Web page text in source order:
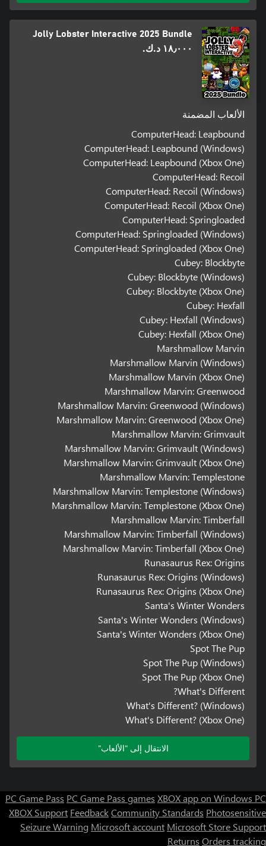
Jolly Lobster Interactive 2025 Bundle
١٨٫٠٠٠ د.ك.‏
الألعاب المضمنة
ComputerHead: Leapbound
ComputerHead: Leapbound (Windows)
ComputerHead: Leapbound (Xbox One)
ComputerHead: Recoil
ComputerHead: Recoil (Windows)
ComputerHead: Recoil (Xbox One)
ComputerHead: Springloaded
ComputerHead: Springloaded (Windows)
ComputerHead: Springloaded (Xbox One)
Cubey: Blockbyte
Cubey: Blockbyte (Windows)
Cubey: Blockbyte (Xbox One)
Cubey: Hexfall
Cubey: Hexfall (Windows)
Cubey: Hexfall (Xbox One)
Marshmallow Marvin
Marshmallow Marvin (Windows)
Marshmallow Marvin (Xbox One)
Marshmallow Marvin: Greenwood
Marshmallow Marvin: Greenwood (Windows)
Marshmallow Marvin: Greenwood (Xbox One)
Marshmallow Marvin: Grimvault
Marshmallow Marvin: Grimvault (Windows)
Marshmallow Marvin: Grimvault (Xbox One)
Marshmallow Marvin: Templestone
Marshmallow Marvin: Templestone (Windows)
Marshmallow Marvin: Templestone (Xbox One)
Marshmallow Marvin: Timberfall
Marshmallow Marvin: Timberfall (Windows)
Marshmallow Marvin: Timberfall (Xbox One)
Runasaurus Rex: Origins
Runasaurus Rex: Origins (Windows)
Runasaurus Rex: Origins (Xbox One)
Santa's Winter Wonders
Santa's Winter Wonders (Windows)
Santa's Winter Wonders (Xbox One)
Spot The Pup
Spot The Pup (Windows)
Spot The Pup (Xbox One)
What's Different?
What's Different? (Windows)
What's Different? (Xbox One)
الانتقال إلى "الألعاب"
PC Game Pass PC Game Pass games XBOX app on Windows PC
XBOX Support FeedbackCommunity Standards Photosensitive
Seizure Warning Microsoft account Microsoft Store Support
Returns Orders tracking